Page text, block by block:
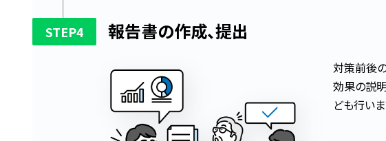
報告書の作成、提出
対策前後
効果の説
ども行いま
STEP4